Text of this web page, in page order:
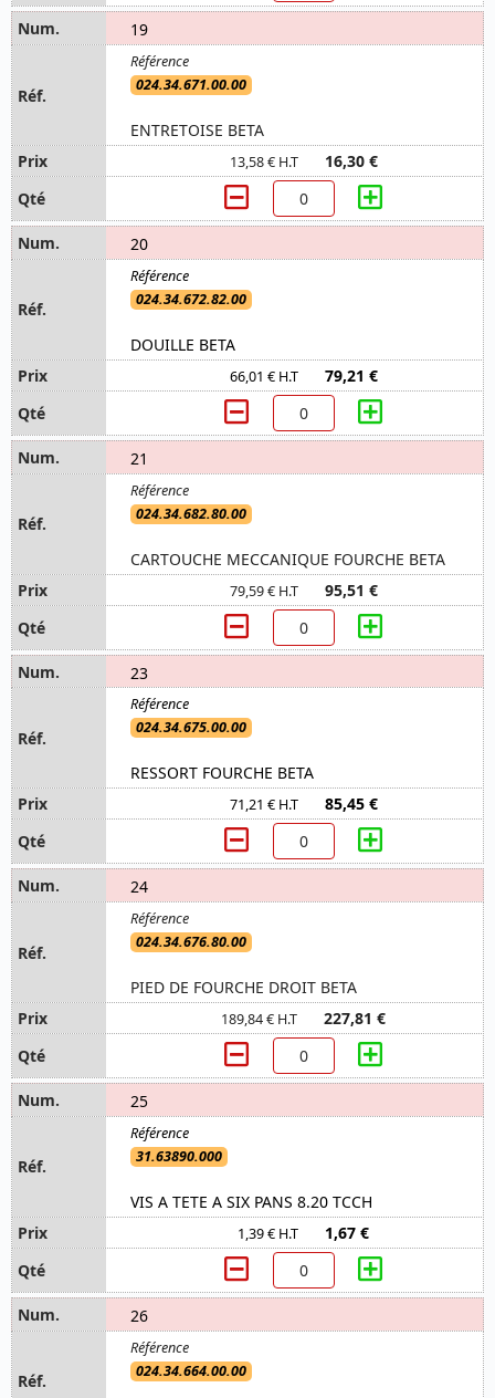
19
024.34.671.00.00
ENTRETOISE BETA
13,58 € H.T 16,30 €
20
024.34.672.82.00
DOUILLE BETA
66,01 € H.T 79,21 €
21
024.34.682.80.00
CARTOUCHE MECCANIQUE FOURCHE BETA
79,59 € H.T 95,51 €
23
024.34.675.00.00
RESSORT FOURCHE BETA
71,21 € H.T 85,45 €
24
024.34.676.80.00
PIED DE FOURCHE DROIT BETA
189,84 € H.T 227,81 €
25
31.63890.000
VIS A TETE A SIX PANS 8.20 TCCH
1,39 € H.T 1,67 €
26
024.34.664.00.00